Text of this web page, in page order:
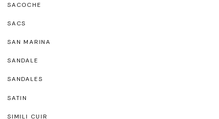
SACOCHE
SACS
SAN MARINA
SANDALE
SANDALES
SATIN
SIMILI CUIR